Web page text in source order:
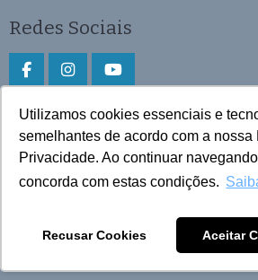
Utilizamos cookies essenciais e
semelhantes de acordo com a nossa
Privacidade. Ao continuar
concorda com estas condições.
Recusar Cookies Aceitar
Redes Sociais
Faça download do aplicativo
Play Store e App Store
Todos os direitos reservados ©